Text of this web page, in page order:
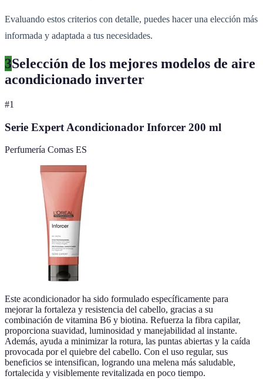
Evaluando estos criterios con detalle, puedes hacer una elección más
informada y adaptada a tus necesidades.
3Selección de los mejores modelos de aire
acondicionado inverter
#1
Serie Expert Acondicionador Inforcer 200 ml
Perfumería Comas ES
Este acondicionador ha sido formulado específicamente para
mejorar la fortaleza y resistencia del cabello, gracias a su
combinación de vitamina B6 y biotina. Refuerza la fibra capilar,
proporciona suavidad, luminosidad y manejabilidad al instante.
Además, ayuda a minimizar la rotura, las puntas abiertas y la caída
provocada por el quiebre del cabello. Con el uso regular, sus
beneficios se intensifican, logrando una melena más saludable,
fortalecida y visiblemente revitalizada en poco tiempo.